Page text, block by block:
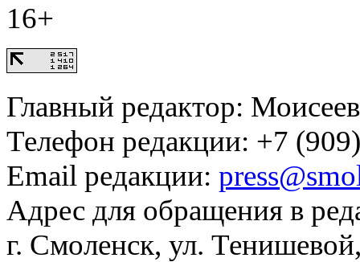
16+
Главный редактор:
Телефон редакции: +7
Email редакции:
Адрес для обращения в
г. Смоленск, ул.